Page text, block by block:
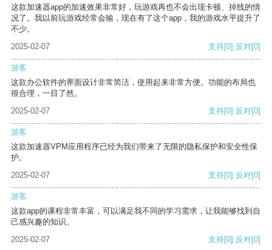
这款加速器app的加速效果非常好，玩游戏再也不会出现卡顿、掉线的情
况了。我以前玩游戏经常会输，现在有了这个app，我的游戏水平提升了
不少。
2025-02-07
支持[0] 反对[0]
游客
这款办公软件的界面设计非常简洁，使用起来非常方便。功能的布局也
很合理，一目了然。
2025-02-07
支持[0] 反对[0]
游客
这款加速器VPM应用程序已经为我们带来了无限的隐私保护和安全性保
护。
2025-02-07
支持[0] 反对[0]
游客
这款app的课程非常丰富，可以满足我不同的学习需求，让我能够找到自
己感兴趣的知识。
2025-02-07
支持[0] 反对[0]